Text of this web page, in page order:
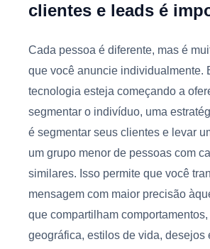
clientes e leads é
Cada pessoa é diferente, mas é
que você anuncie individualmente.
tecnologia esteja começando a
segmentar o indivíduo, uma
é segmentar seus clientes e levar
um grupo menor de pessoas com
similares. Isso permite que você
mensagem com maior precisão
que compartilham
geográfica, estilos de vida, desejos